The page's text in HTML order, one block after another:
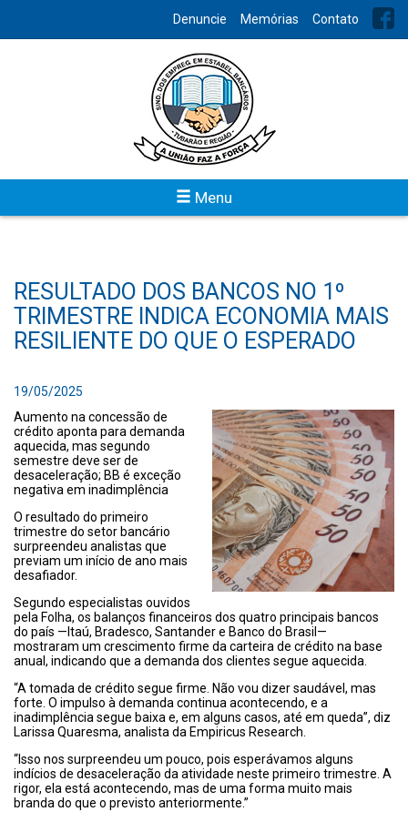
Denuncie Memórias Contato
Menu
RESULTADO DOS BANCOS NO 1º
TRIMESTRE INDICA ECONOMIA MAIS
RESILIENTE DO QUE O ESPERADO
19/05/2025
Aumento na concessão de
crédito aponta para demanda
aquecida, mas segundo
semestre deve ser de
desaceleração; BB é exceção
negativa em inadimplência
O resultado do primeiro
trimestre do setor bancário
surpreendeu analistas que
previam um início de ano mais
desafiador.
Segundo especialistas ouvidos
pela Folha, os balanços financeiros dos quatro principais bancos
do país —Itaú, Bradesco, Santander e Banco do Brasil—
mostraram um crescimento firme da carteira de crédito na base
anual, indicando que a demanda dos clientes segue aquecida.
“A tomada de crédito segue firme. Não vou dizer saudável, mas
forte. O impulso à demanda continua acontecendo, e a
inadimplência segue baixa e, em alguns casos, até em queda”, diz
Larissa Quaresma, analista da Empiricus Research.
“Isso nos surpreendeu um pouco, pois esperávamos alguns
indícios de desaceleração da atividade neste primeiro trimestre. A
rigor, ela está acontecendo, mas de uma forma muito mais
branda do que o previsto anteriormente.”